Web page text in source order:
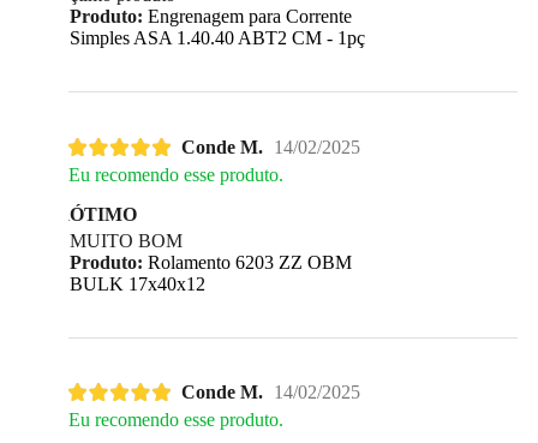
Produto: Engrenagem para Corrente
Simples ASA 1.40.40 ABT2 CM - 1pç
Conde M.
14/02/2025
Eu recomendo esse produto.
ÓTIMO
MUITO BOM
Produto: Rolamento 6203 ZZ OBM
BULK 17x40x12
Conde M.
14/02/2025
Eu recomendo esse produto.